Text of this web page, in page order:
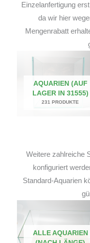
Einzelanfertigung
da wir hier
Mengenrabatt
AQUARIEN (AUF
LAGER IN 31555)
231 PRODUKTE
Weitere zahlreiche
konfiguriert
Standard-Aquarien
ALLE AQUARIEN